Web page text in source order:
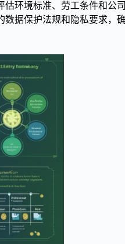
估环境标准、劳工条件和公
数据保护法规和隐私要求，